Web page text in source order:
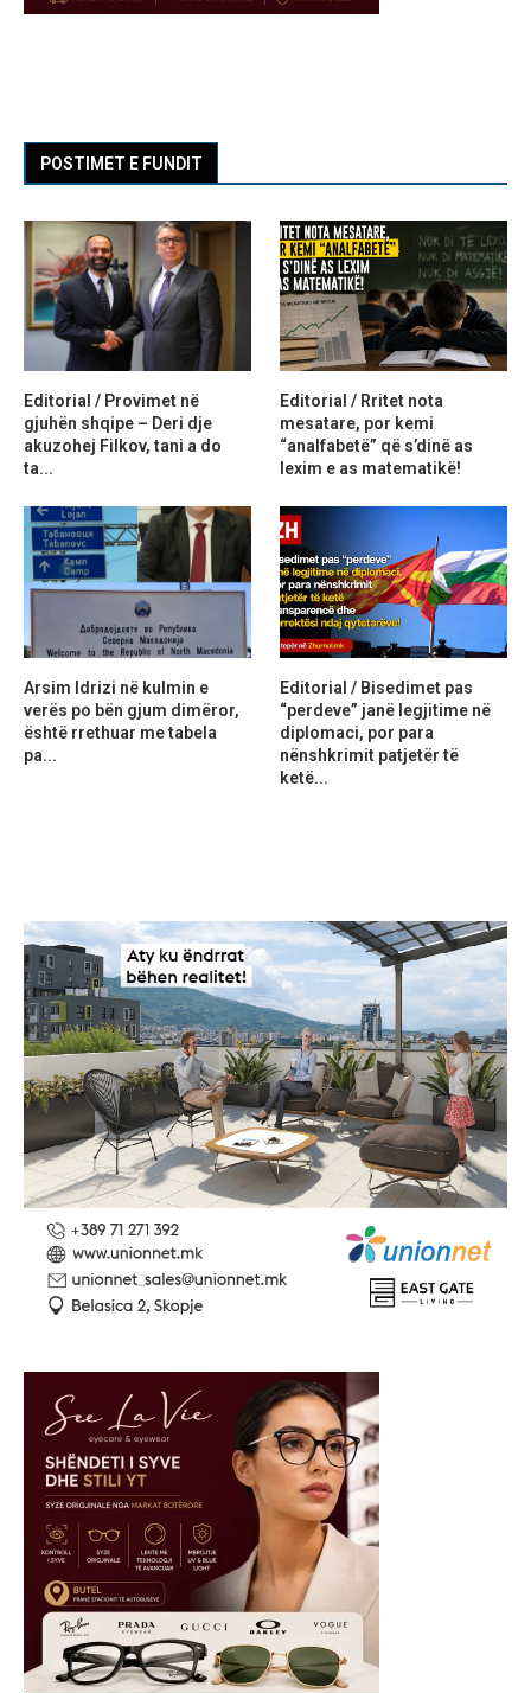
POSTIMET E FUNDIT
Editorial / Provimet në
gjuhën shqipe – Deri dje
akuzohej Filkov, tani a do
ta...
Editorial / Rritet nota
mesatare, por kemi
“analfabetë” që s’dinë as
lexim e as matematikë!
Arsim Idrizi në kulmin e
verës po bën gjum dimëror,
është rrethuar me tabela
pa...
Editorial / Bisedimet pas
“perdeve” janë legjitime në
diplomaci, por para
nënshkrimit patjetër të
ketë...